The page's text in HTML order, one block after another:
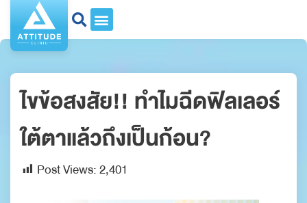
ไขข้อสงสัย!! ทำไมฉีดฟิลเลอร์
ใต้ตาแล้วถึงเป็นก้อน?
Post Views:2,401